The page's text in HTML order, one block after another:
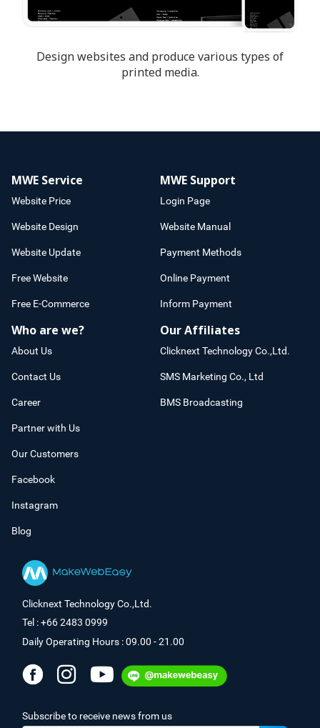
Design websites and produce various types of
printed media.
MWE Service
Website Price
Website Design
Website Update
Free Website
Free E-Commerce
MWE Support
Login Page
Website Manual
Payment Methods
Online Payment
Inform Payment
Who are we?
About Us
Contact Us
Career
Partner with Us
Our Customers
Facebook
Instagram
Blog
Our Affiliates
Clicknext Technology Co.,Ltd.
SMS Marketing Co., Ltd
BMS Broadcasting
Clicknext Technology Co.,Ltd.
Tel : +66 2483 0999
Daily Operating Hours : 09.00 - 21.00
Subscribe to receive news from us